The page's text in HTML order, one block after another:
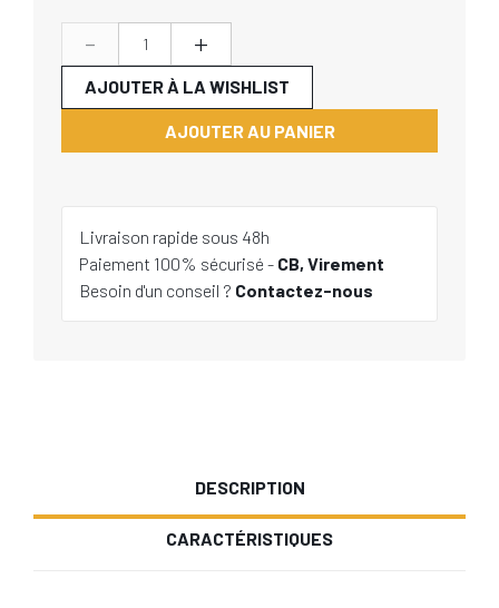
- +
AJOUTER AU PANIER
AJOUTER À LA WISHLIST
Livraison rapide sous 48h
Paiement 100% sécurisé - CB, Virement
Besoin d'un conseil ? Contactez-nous
DESCRIPTION
CARACTÉRISTIQUES